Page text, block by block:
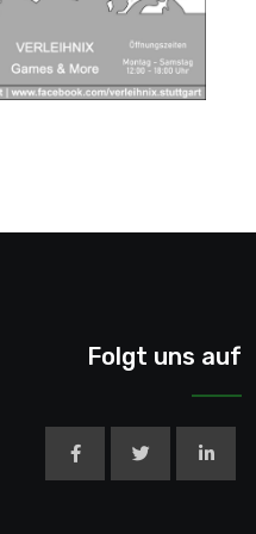
Folgt uns auf